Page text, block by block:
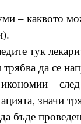
– каквото
тук
да се
–
значи
бъде